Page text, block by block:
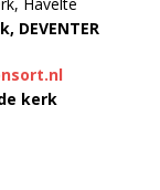
DEVENTER
kerk